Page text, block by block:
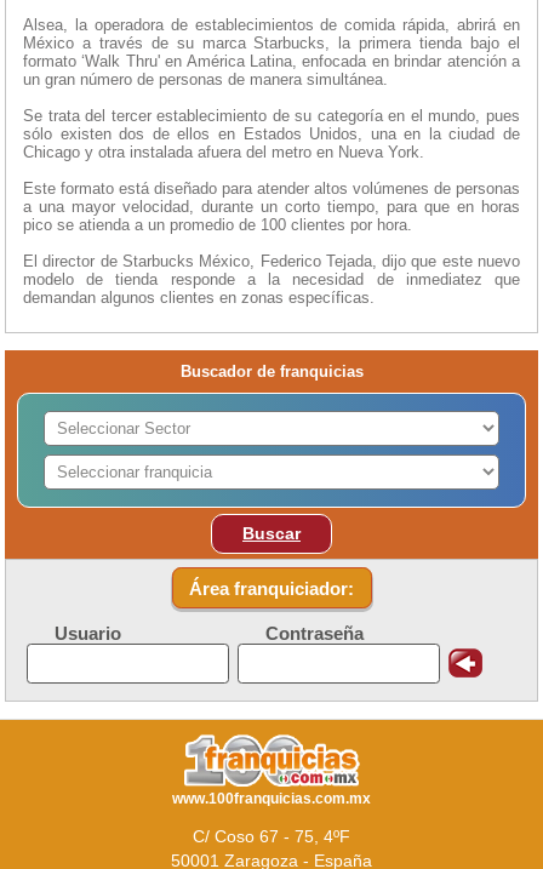
Alsea, la operadora de establecimientos de comida rápida, abrirá en
México a través de su marca Starbucks, la primera tienda bajo el
formato ‘Walk Thru' en América Latina, enfocada en brindar atención a
un gran número de personas de manera simultánea.
Se trata del tercer establecimiento de su categoría en el mundo, pues
sólo existen dos de ellos en Estados Unidos, una en la ciudad de
Chicago y otra instalada afuera del metro en Nueva York.
Este formato está diseñado para atender altos volúmenes de personas
a una mayor velocidad, durante un corto tiempo, para que en horas
pico se atienda a un promedio de 100 clientes por hora.
El director de Starbucks México, Federico Tejada, dijo que este nuevo
modelo de tienda responde a la necesidad de inmediatez que
demandan algunos clientes en zonas específicas.
Buscador de franquicias
Buscar
Área franquiciador:
Usuario Contraseña
www.100franquicias.com.mx
C/ Coso 67 - 75, 4ºF
50001 Zaragoza - España